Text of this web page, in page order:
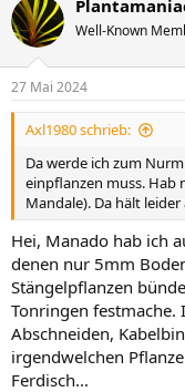
k
t
i
e
n
Well-Known
27 Mai 2024
Axl1980 schrieb:
Da werde ich zum
einpflanzen muss. Hab
Mandale). Da hält
Hei, Manado hab ich
denen nur 5mm
Stängelpflanzen
Tonringen festmache.
Abschneiden,
irgendwelchen
Ferdisch...